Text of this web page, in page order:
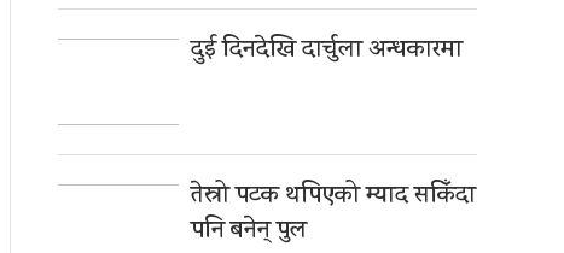
दुई दिनदेखि दार्चुला अन्धकारमा
तेस्रो पटक थपिएको म्याद सकिँदा
पनि बनेन् पुल